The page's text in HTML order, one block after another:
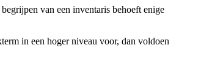
van een inventaris behoeft enige
in een hoger niveau voor, dan voldoen